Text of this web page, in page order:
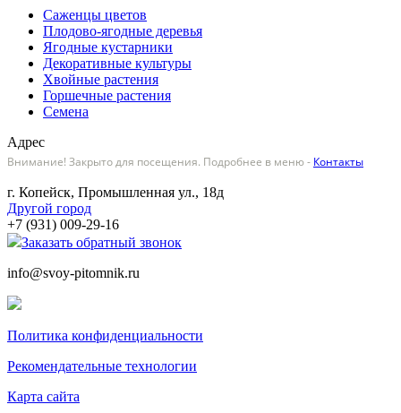
Саженцы цветов
Плодово-ягодные деревья
Ягодные кустарники
Декоративные культуры
Хвойные растения
Горшечные растения
Семена
Адрес
Внимание! Закрыто для посещения. Подробнее в меню - Контакты
г. Копейск, Промышленная ул., 18д
Другой город
+7 (931) 009-29-16
Заказать обратный звонок
info@svoy-pitomnik.ru
Политика конфиденциальности
Рекомендательные технологии
Карта сайта